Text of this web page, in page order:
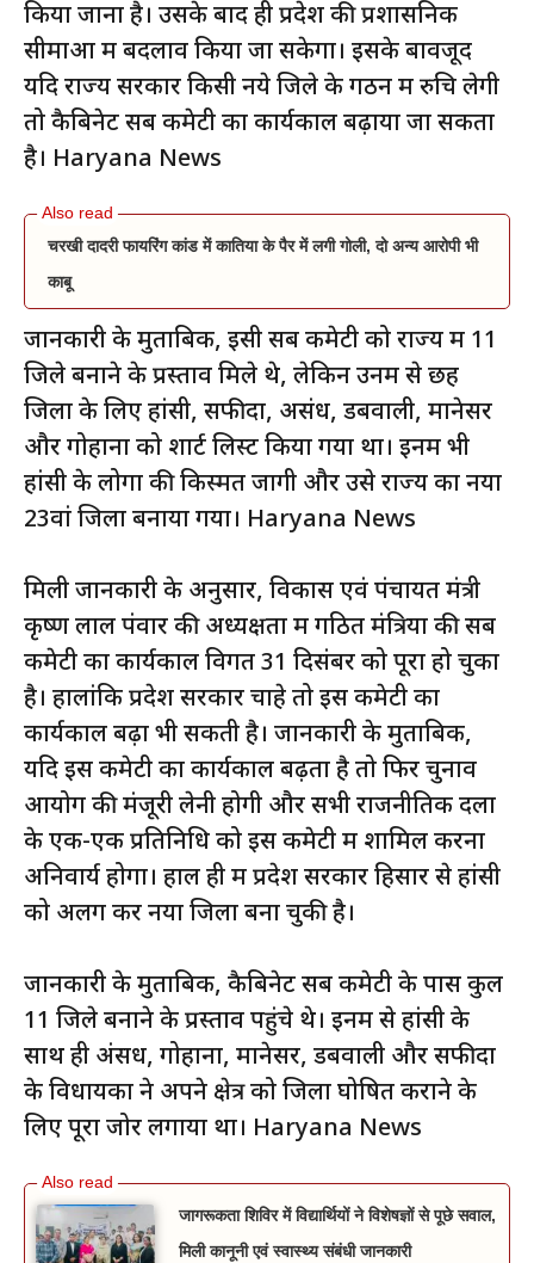
किया जाना है। उसके बाद ही प्रदेश की प्रशासनिक
सीमाओं में बदलाव किया जा सकेगा। इसके बावजूद
यदि राज्य सरकार किसी नये जिले के गठन में रुचि लेगी
तो कैबिनेट सब कमेटी का कार्यकाल बढ़ाया जा सकता
है। Haryana News
चरखी दादरी फायरिंग कांड में कातिया के पैर में लगी गोली, दो अन्य आरोपी भी
काबू
जानकारी के मुताबिक, इसी सब कमेटी को राज्य में 11
जिले बनाने के प्रस्ताव मिले थे, लेकिन उनमें से छह
जिलों के लिए हांसी, सफीदों, असंध, डबवाली, मानेसर
और गोहाना को शार्ट लिस्ट किया गया था। इनमें भी
हांसी के लोगों की किस्मत जागी और उसे राज्य का नया
23वां जिला बनाया गया। Haryana News
मिली जानकारी के अनुसार, विकास एवं पंचायत मंत्री
कृष्ण लाल पंवार की अध्यक्षता में गठित मंत्रियों की सब
कमेटी का कार्यकाल विगत 31 दिसंबर को पूरा हो चुका
है। हालांकि प्रदेश सरकार चाहे तो इस कमेटी का
कार्यकाल बढ़ा भी सकती है। जानकारी के मुताबिक,
यदि इस कमेटी का कार्यकाल बढ़ता है तो फिर चुनाव
आयोग की मंजूरी लेनी होगी और सभी राजनीतिक दलों
के एक-एक प्रतिनिधि को इस कमेटी में शामिल करना
अनिवार्य होगा। हाल ही में प्रदेश सरकार हिसार से हांसी
को अलग कर नया जिला बना चुकी है।
जानकारी के मुताबिक, कैबिनेट सब कमेटी के पास कुल
11 जिले बनाने के प्रस्ताव पहुंचे थे। इनमें से हांसी के
साथ ही अंसध, गोहाना, मानेसर, डबवाली और सफीदों
के विधायकों ने अपने क्षेत्र को जिला घोषित कराने के
लिए पूरा जोर लगाया था। Haryana News
जागरूकता शिविर में विद्यार्थियों ने विशेषज्ञों से पूछे सवाल,
मिली कानूनी एवं स्वास्थ्य संबंधी जानकारी